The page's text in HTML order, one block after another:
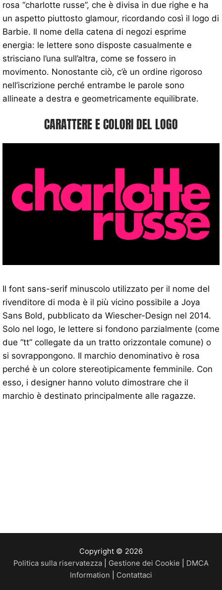
rosa “charlotte russe”, che è divisa in due righe e ha
un aspetto piuttosto glamour, ricordando così il logo di
Barbie. Il nome della catena di negozi esprime
energia: le lettere sono disposte casualmente e
strisciano l’una sull’altra, come se fossero in
movimento. Nonostante ciò, c’è un ordine rigoroso
nell’iscrizione perché entrambe le parole sono
allineate a destra e geometricamente equilibrate.
CARATTERE E COLORI DEL LOGO
Il font sans-serif minuscolo utilizzato per il nome del
rivenditore di moda è il più vicino possibile a Joya
Sans Bold, pubblicato da Wiescher-Design nel 2014.
Solo nel logo, le lettere si fondono parzialmente (come
due “tt” collegate da un tratto orizzontale comune) o
si sovrappongono. Il marchio denominativo è rosa
perché è un colore stereotipicamente femminile. Con
esso, i designer hanno voluto dimostrare che il
marchio è destinato principalmente alle ragazze.
Copyright © 2026
Politica sulla riservatezza
Gestione dei Cookie
DMCA
Information
Contattaci